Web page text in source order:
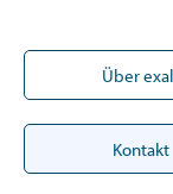
Über
Kontakt